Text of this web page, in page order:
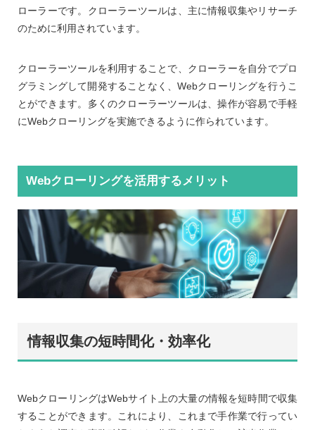
ローラーです。クローラーツールは、主に情報収集やリサーチ
のために利用されています。
クローラーツールを利用することで、クローラーを自分でプロ
グラミングして開発することなく、Webクローリングを行うこ
とができます。多くのクローラーツールは、操作が容易で手軽
にWebクローリングを実施できるように作られています。
Webクローリングを活用するメリット
情報収集の短時間化・効率化
WebクローリングはWebサイト上の大量の情報を短時間で収集
することができます。これにより、これまで手作業で行ってい